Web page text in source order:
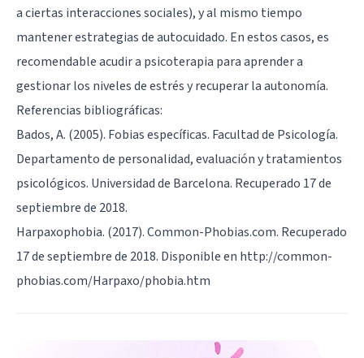
a ciertas interacciones sociales), y al mismo tiempo
mantener estrategias de autocuidado. En estos casos, es
recomendable acudir a psicoterapia para aprender a
gestionar los niveles de estrés y recuperar la autonomía.
Referencias bibliográficas:
Bados, A. (2005). Fobias específicas. Facultad de Psicología.
Departamento de personalidad, evaluación y tratamientos
psicológicos. Universidad de Barcelona. Recuperado 17 de
septiembre de 2018.
Harpaxophobia. (2017). Common-Phobias.com. Recuperado
17 de septiembre de 2018. Disponible en http://common-
phobias.com/Harpaxo/phobia.htm